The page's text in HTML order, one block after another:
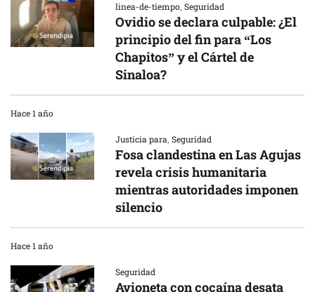
linea-de-tiempo,Seguridad
Ovidio se declara culpable: ¿El
principio del fin para “Los
Chapitos” y el Cártel de
Sinaloa?
Hace 1 año
Justicia para,Seguridad
Fosa clandestina en Las Agujas
revela crisis humanitaria
mientras autoridades imponen
silencio
Hace 1 año
Seguridad
Avioneta con cocaína desata